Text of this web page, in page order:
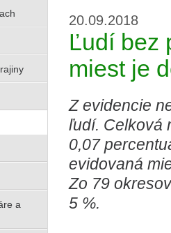
20.09.2018
Ľudí bez
miest je
Z evidencie
ľudí. Celková
0,07
evidovaná
Zo 79
5 %.
a